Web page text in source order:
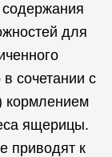
для
сочетании с
кормлением
ящерицы.
приводят к